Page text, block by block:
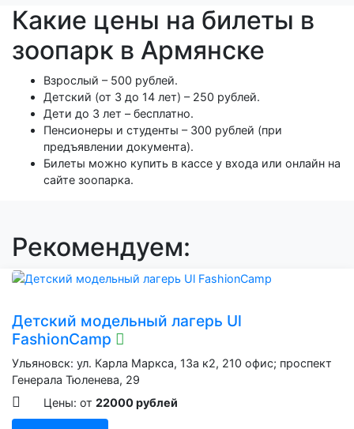
Какие цены на билеты в
зоопарк в Армянске
Взрослый – 500 рублей.
Детский (от 3 до 14 лет) – 250 рублей.
Дети до 3 лет – бесплатно.
Пенсионеры и студенты – 300 рублей (при
предъявлении документа).
Билеты можно купить в кассе у входа или онлайн на
сайте зоопарка.
Рекомендуем:
Детский модельный лагерь Ul
FashionCamp
Ульяновск: ул. Карла Маркса, 13а к2, 210 офис; проспект
Генерала Тюленева, 29
Цены: от 22000 рублей